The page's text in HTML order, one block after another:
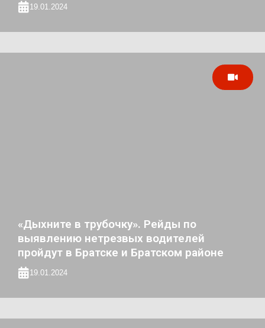
19.01.2024
«Дыхните в трубочку». Рейды по
выявлению нетрезвых водителей
пройдут в Братске и Братском районе
19.01.2024